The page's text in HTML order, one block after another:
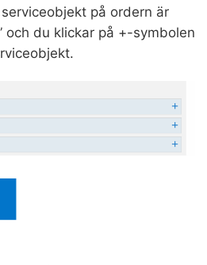
på ordern är
och du klickar på +-symbolen